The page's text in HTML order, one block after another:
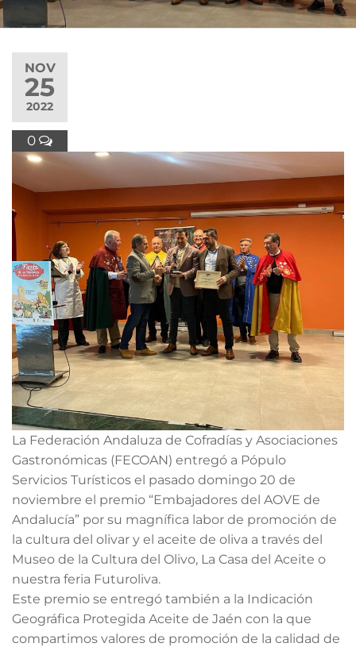
NOV
25
2022
0
La Federación Andaluza de Cofradías y Asociaciones
Gastronómicas (FECOAN) entregó a Pópulo
Servicios Turísticos el pasado domingo 20 de
noviembre el premio “Embajadores del AOVE de
Andalucía” por su magnífica labor de promoción de
la cultura del olivar y el aceite de oliva a través del
Museo de la Cultura del Olivo, La Casa del Aceite o
nuestra feria Futuroliva.
Este premio se entregó también a la Indicación
Geográfica Protegida Aceite de Jaén con la que
compartimos valores de promoción de la calidad de